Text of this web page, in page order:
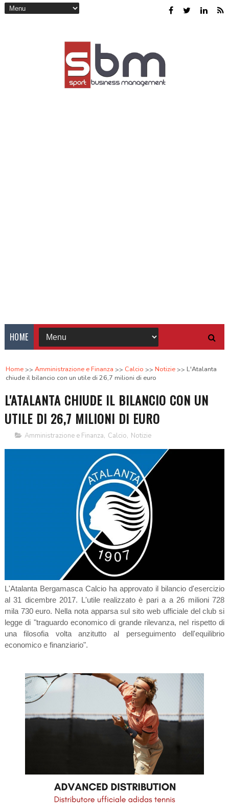
HOME
Home Amministrazione e Finanza Calcio Notizie
L'Atalanta
chiude il bilancio con un utile di 26,7 milioni di euro
L'ATALANTA CHIUDE IL BILANCIO CON UN
UTILE DI 26,7 MILIONI DI EURO
Amministrazione e Finanza, Calcio, Notizie
L'Atalanta Bergamasca Calcio ha approvato il bilancio d'esercizio
al 31 dicembre 2017. L'utile realizzato è pari a a 26 milioni 728
mila 730 euro. Nella nota apparsa sul sito web ufficiale del club si
legge di "traguardo economico di grande rilevanza, nel rispetto di
una filosofia volta anzitutto al perseguimento dell'equilibrio
economico e finanziario".